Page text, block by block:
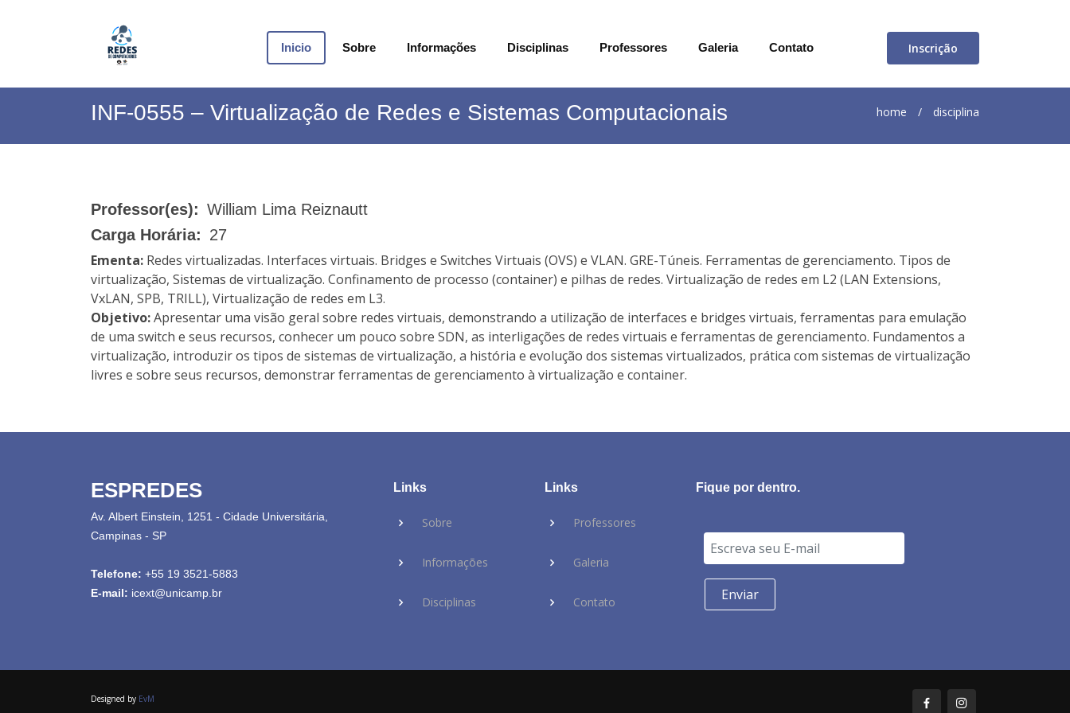
Inicio Sobre Informações Disciplinas Professores Galeria Contato Inscrição
INF-0555 – Virtualização de Redes e Sistemas Computacionais home / disciplina
Professor(es): William Lima Reiznautt
Carga Horária: 27
Ementa: Redes virtualizadas. Interfaces virtuais. Bridges e Switches Virtuais (OVS) e VLAN. GRE-Túneis. Ferramentas de gerenciamento. Tipos de
virtualização, Sistemas de virtualização. Confinamento de processo (container) e pilhas de redes. Virtualização de redes em L2 (LAN Extensions,
VxLAN, SPB, TRILL), Virtualização de redes em L3.
Objetivo:Apresentar uma visão geral sobre redes virtuais, demonstrando a utilização de interfaces e bridges virtuais, ferramentas para emulação
de uma switch e seus recursos, conhecer um pouco sobre SDN, as interligações de redes virtuais e ferramentas de gerenciamento. Fundamentos a
virtualização, introduzir os tipos de sistemas de virtualização, a história e evolução dos sistemas virtualizados, prática com sistemas de virtualização
livres e sobre seus recursos, demonstrar ferramentas de gerenciamento à virtualização e container.
ESPREDES
Av. Albert Einstein, 1251 - Cidade Universitária,
Campinas - SP
Telefone: +55 19 3521-5883
E-mail: icext@unicamp.br
Links
Sobre
Informações
Disciplinas
Links
Professores
Galeria
Contato
Fique por dentro.
Designed by EvM